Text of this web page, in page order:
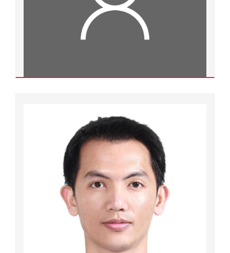
Lý luận và phương pháp dạy học môn tiếng Anh
Đơn vị quản lý:
Trường Đại học Ngoại ngữ
Tiến sĩ
Ngành đào tạo:
Chuyên ngành đào tạo:
Đơn vị quản lý:
Cộng tác viên ngoài Đại học Huế